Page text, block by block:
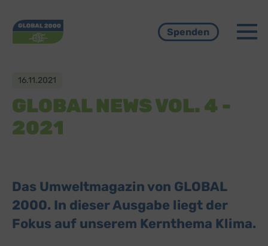
Spenden
16.11.2021
GLOBAL NEWS VOL. 4 -
2021
Das Umweltmagazin von GLOBAL
2000. In dieser Ausgabe liegt der
Fokus auf unserem Kernthema Klima.